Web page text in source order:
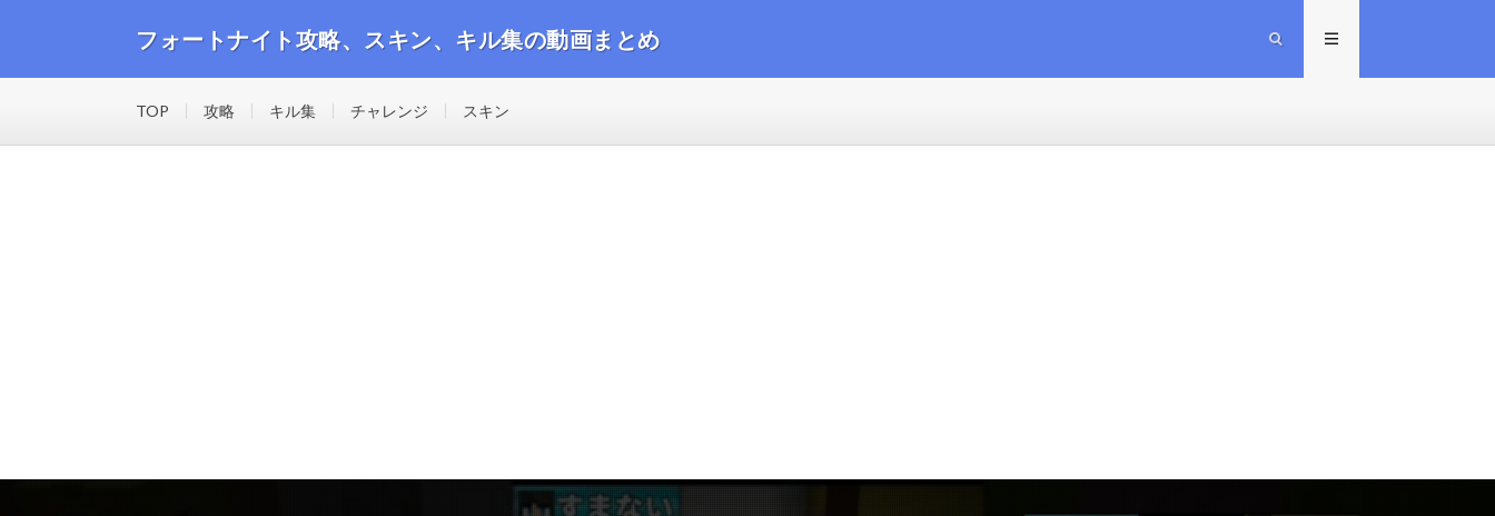
フォートナイト攻略、スキン、キル集の動画まとめ
TOP 攻略 キル集 チャレンジ スキン